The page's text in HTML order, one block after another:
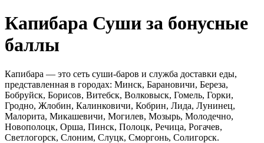
Капибара Суши за бонусные
баллы
Капибара — это сеть суши-баров и служба доставки еды,
представленная в городах: Минск, Барановичи, Береза,
Бобруйск, Борисов, Витебск, Волковыск, Гомель, Горки,
Гродно, Жлобин, Калинковичи, Кобрин, Лида, Лунинец,
Малорита, Микашевичи, Могилев, Мозырь, Молодечно,
Новополоцк, Орша, Пинск, Полоцк, Речица, Рогачев,
Светлогорск, Слоним, Слуцк, Сморгонь, Солигорск.